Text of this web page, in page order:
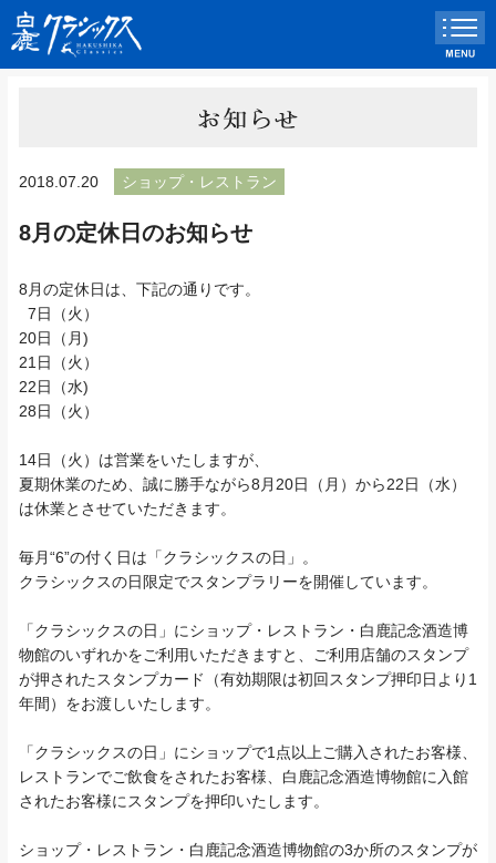
2018.07.20 ショップ・レストラン
8月の定休日のお知らせ
8月の定休日は、下記の通りです。
7日（火）
20日（月)
21日（火）
22日（水)
28日（火）
14日（火）は営業をいたしますが、
夏期休業のため、誠に勝手ながら8月20日（月）から22日（水）
は休業とさせていただきます。
毎月“6”の付く日は「クラシックスの日」。
クラシックスの日限定でスタンプラリーを開催しています。
「クラシックスの日」にショップ・レストラン・白鹿記念酒造博
物館のいずれかをご利用いただきますと、ご利用店舗のスタンプ
が押されたスタンプカード（有効期限は初回スタンプ押印日より1
年間）をお渡しいたします。
「クラシックスの日」にショップで1点以上ご購入されたお客様、
レストランでご飲食をされたお客様、白鹿記念酒造博物館に入館
されたお客様にスタンプを押印いたします。
ショップ・レストラン・白鹿記念酒造博物館の3か所のスタンプが